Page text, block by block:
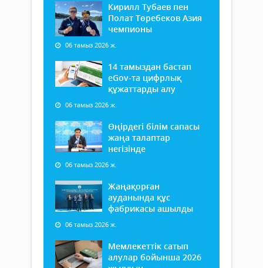
Кирилл Тубаев пен
Полат Төребеков Азия
чемпионы
06 тамыз 2026 ж.
14 тамыздан бастап
еGov-та цифрлық
құжаттарды алу
06 тамыз 2026 ж.
Өңірдегі білім сапасы
жаңа талаптар
негізінде
06 тамыз 2026 ж.
Жаңақорған
ауданында құс
фабрикасы ашылды
06 тамыз 2026 ж.
Мемлекеттік сатып
алулар бойынша 2026